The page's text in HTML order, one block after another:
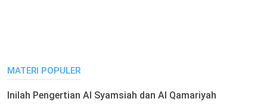
MATERI POPULER
Inilah Pengertian Al Syamsiah dan Al Qamariyah